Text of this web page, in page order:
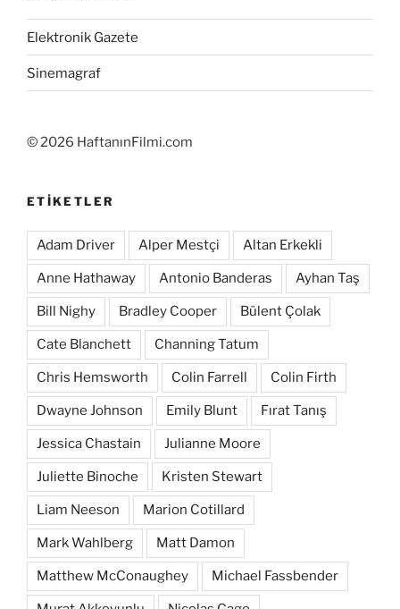
Elektronik Gazete
Sinemagraf
©2026 HaftanınFilmi.com
ETIKETLER
Adam Driver Alper Mestçi Altan Erkekli
Anne Hathaway Antonio Banderas Ayhan Taş
Bill Nighy Bradley Cooper Bülent Çolak
Cate Blanchett Channing Tatum
Chris Hemsworth Colin Farrell Colin Firth
Dwayne Johnson Emily Blunt Fırat Tanış
Jessica Chastain Julianne Moore
Juliette Binoche Kristen Stewart
Liam Neeson Marion Cotillard
Mark Wahlberg Matt Damon
Matthew McConaughey Michael Fassbender